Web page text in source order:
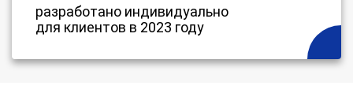
разработано индивидуально
для клиентов в 2023 году